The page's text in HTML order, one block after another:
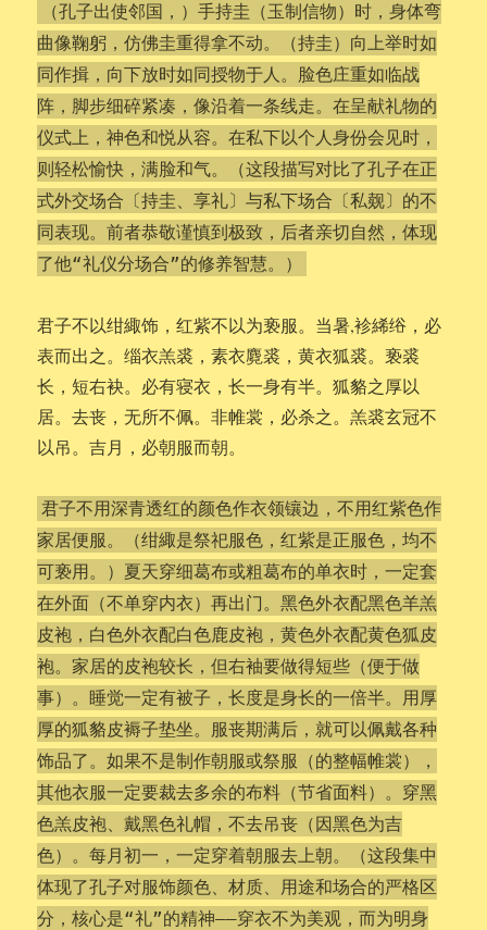
（孔子出使邻国，）手持圭（玉制信物）时，身体弯
曲像鞠躬，仿佛圭重得拿不动。（持圭）向上举时如
同作揖，向下放时如同授物于人。脸色庄重如临战
阵，脚步细碎紧凑，像沿着一条线走。在呈献礼物的
仪式上，神色和悦从容。在私下以个人身份会见时，
则轻松愉快，满脸和气。（这段描写对比了孔子在正
式外交场合〔持圭、享礼〕与私下场合〔私觌〕的不
同表现。前者恭敬谨慎到极致，后者亲切自然，体现
了他“礼仪分场合”的修养智慧。）
君子不以绀緅饰，红紫不以为亵服。当暑,袗絺绤，必
表而出之。缁衣羔裘，素衣麑裘，黄衣狐裘。亵裘
长，短右袂。必有寝衣，长一身有半。狐貉之厚以
居。去丧，无所不佩。非帷裳，必杀之。羔裘玄冠不
以吊。吉月，必朝服而朝。
君子不用深青透红的颜色作衣领镶边，不用红紫色作
家居便服。（绀緅是祭祀服色，红紫是正服色，均不
可亵用。）夏天穿细葛布或粗葛布的单衣时，一定套
在外面（不单穿内衣）再出门。黑色外衣配黑色羊羔
皮袍，白色外衣配白色鹿皮袍，黄色外衣配黄色狐皮
袍。家居的皮袍较长，但右袖要做得短些（便于做
事）。睡觉一定有被子，长度是身长的一倍半。用厚
厚的狐貉皮褥子垫坐。服丧期满后，就可以佩戴各种
饰品了。如果不是制作朝服或祭服（的整幅帷裳），
其他衣服一定要裁去多余的布料（节省面料）。穿黑
色羔皮袍、戴黑色礼帽，不去吊丧（因黑色为吉
色）。每月初一，一定穿着朝服去上朝。（这段集中
体现了孔子对服饰颜色、材质、用途和场合的严格区
分，核心是“礼”的精神——穿衣不为美观，而为明身